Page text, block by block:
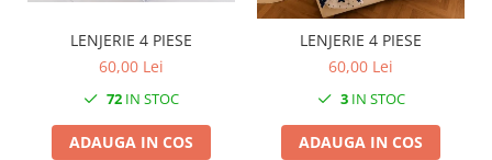
LENJERIE 4 PIESE
60,00 Lei
72 IN STOC
ADAUGA IN COS
LENJERIE 4 PIESE
60,00 Lei
3IN STOC
ADAUGA IN COS